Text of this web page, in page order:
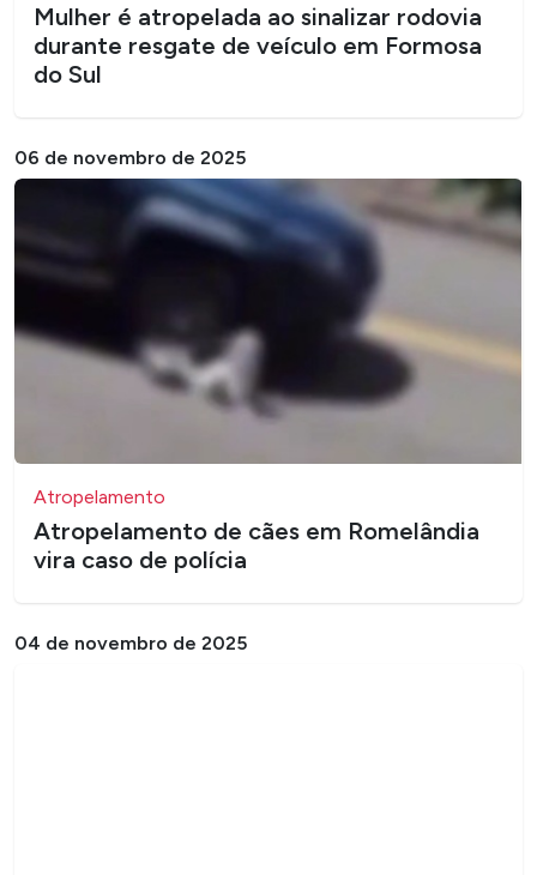
Mulher é atropelada ao sinalizar rodovia
durante resgate de veículo em Formosa
do Sul
06 de novembro de 2025
Atropelamento
Atropelamento de cães em Romelândia
vira caso de polícia
04 de novembro de 2025